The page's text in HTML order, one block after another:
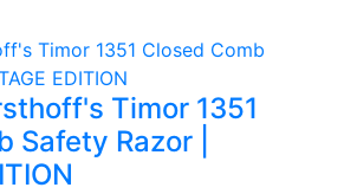
Timor 1351
Safety Razor |